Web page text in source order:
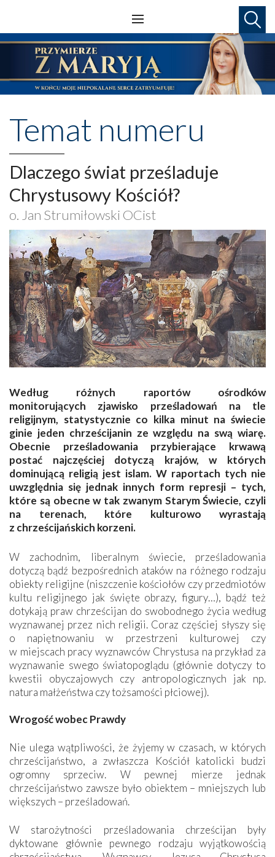
Temat numeru
Dlaczego świat prześladuje
Chrystusowy Kościół?
o. Jan Strumiłowski OCist
Według różnych raportów ośrodków
monitorujących zjawisko prześladowań na tle
religijnym, statystycznie co kilka minut na świecie
ginie jeden chrześcijanin ze względu na swą wiarę.
Obecnie prześladowania przybierające krwawą
postać najczęściej dotyczą krajów, w których
dominującą religią jest islam. W raportach tych nie
uwzględnia się jednak innych form represji – tych,
które są obecne w tak zwanym Starym Świecie, czyli
na terenach, które kulturowo wyrastają
z chrześcijańskich korzeni.
W zachodnim, liberalnym świecie, prześladowania
dotyczą bądź bezpośrednich ataków na różnego rodzaju
obiekty religijne (niszczenie kościołów czy przedmiotów
kultu religijnego jak święte obrazy, figury…), bądź też
dotykają praw chrześcijan do swobodnego życia według
wyznawanej przez nich religii. Coraz częściej słyszy się
o napiętnowaniu w przestrzeni kulturowej czy
w miejscach pracy wyznawców Chrystusa na przykład za
wyznawanie swego światopoglądu (głównie dotyczy to
kwestii obyczajowych czy antropologicznych jak np.
natura małżeństwa czy tożsamości płciowej).
Wrogość wobec Prawdy
Nie ulega wątpliwości, że żyjemy w czasach, w których
chrześcijaństwo, a zwłaszcza Kościół katolicki budzi
ogromny sprzeciw. W pewnej mierze jednak
chrześcijaństwo zawsze było obiektem – mniejszych lub
większych – prześladowań.
W starożytności prześladowania chrześcijan były
dyktowane głównie pewnego rodzaju wyjątkowością